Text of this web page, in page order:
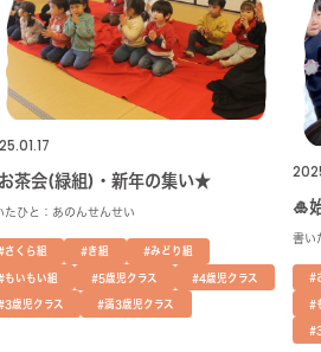
茶会(緑組)・新年の集い★
たひと：あのんせんせい
さくら組 #き組 #みどり組
もいもい組 #5歳児クラス #4歳児クラス
歳児クラス #満3歳児クラス
🎍
書い
#
#